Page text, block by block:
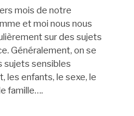
mois de notre
et moi nous nous
sur des sujets
Généralement, on se
sujets sensibles
les enfants, le sexe, le
famille….